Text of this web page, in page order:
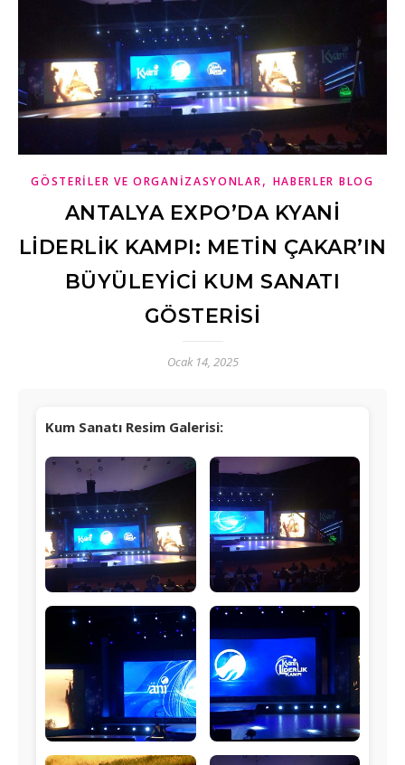
GÖSTERILER VE ORGANIZASYONLAR, HABERLER BLOG
ANTALYA EXPO’DA KYANI
LIDERLIK KAMPI: METIN ÇAKAR’IN
BÜYÜLEYICI KUM SANATI
GÖSTERISI
Ocak 14, 2025
Kum Sanatı Resim Galerisi: